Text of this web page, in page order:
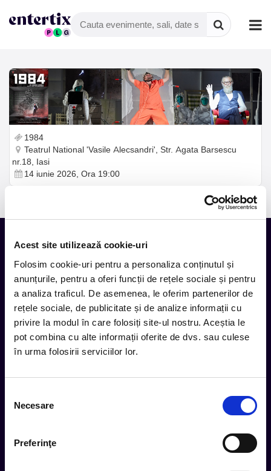
Acest site utilizează cookie-uri
Folosim cookie-uri pentru a personaliza conținutul și
anunțurile, pentru a oferi funcții de rețele sociale și pentru
a analiza traficul. De asemenea, le oferim partenerilor de
rețele sociale, de publicitate și de analize informații cu
privire la modul în care folosiți site-ul nostru. Aceștia le
pot combina cu alte informații oferite de dvs. sau culese
în urma folosirii serviciilor lor.
consimțământului
Necesare
Preferinţe
1984
Teatrul National 'Vasile Alecsandri', Str. Agata Barsescu
nr.18, Iasi
14 iunie 2026, Ora 19:00
Tot ce te intereseaza, direct in
inbox.
Aboneaza-te la newsletter-ul nostru, fii primul la care ajung
evenimentele noi.
Urmareste noutatile pe